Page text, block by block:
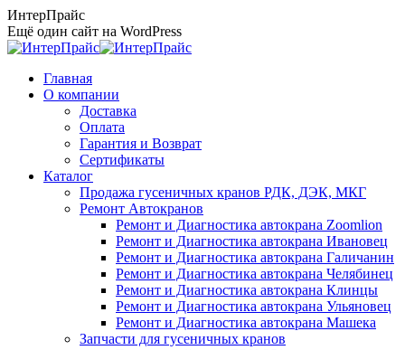
Перейти
к
содержанию
ИнтерПрайс
Ещё один сайт на WordPress
Главная
О компании
Доставка
Оплата
Гарантия и Возврат
Сертификаты
Каталог
Продажа гусеничных кранов РДК, ДЭК, МКГ
Ремонт Автокранов
Ремонт и Диагностика автокрана Zoomlion
Ремонт и Диагностика автокрана Ивановец
Ремонт и Диагностика автокрана Галичанин
Ремонт и Диагностика автокрана Челябинец
Ремонт и Диагностика автокрана Клинцы
Ремонт и Диагностика автокрана Ульяновец
Ремонт и Диагностика автокрана Машека
Запчасти для гусеничных кранов